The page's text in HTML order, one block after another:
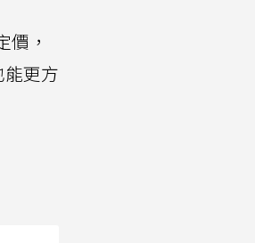
，
更方